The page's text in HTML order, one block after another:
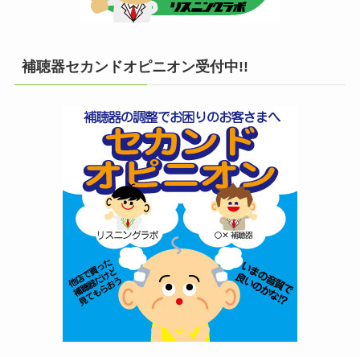
補聴器セカンドオピニオン受付中!!